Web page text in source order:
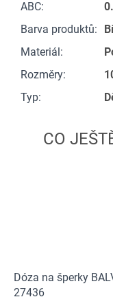
ABC:
Barva produktů:
Materiál :
Rozměry:
Typ:
Dóza na šperky
27436